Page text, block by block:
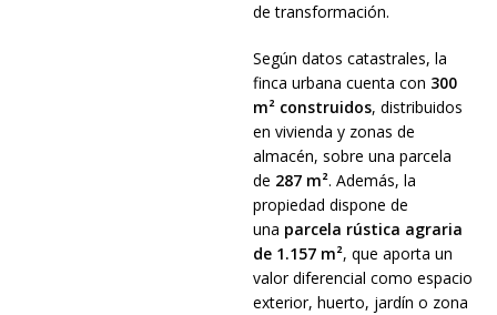
de transformación.
Según datos catastrales, la
finca urbana cuenta con 300
m² construidos, distribuidos
en vivienda y zonas de
almacén, sobre una parcela
de 287 m². Además, la
propiedad dispone de
una parcela rústica agraria
de 1.157 m², que aporta un
valor diferencial como espacio
exterior, huerto, jardín o zona